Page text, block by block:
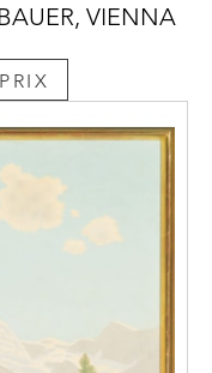
VIENNA